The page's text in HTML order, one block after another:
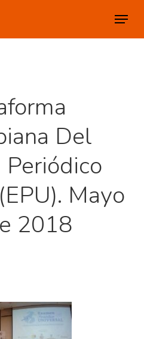
Menu
Del
Periódico
Mayo
2018
Close